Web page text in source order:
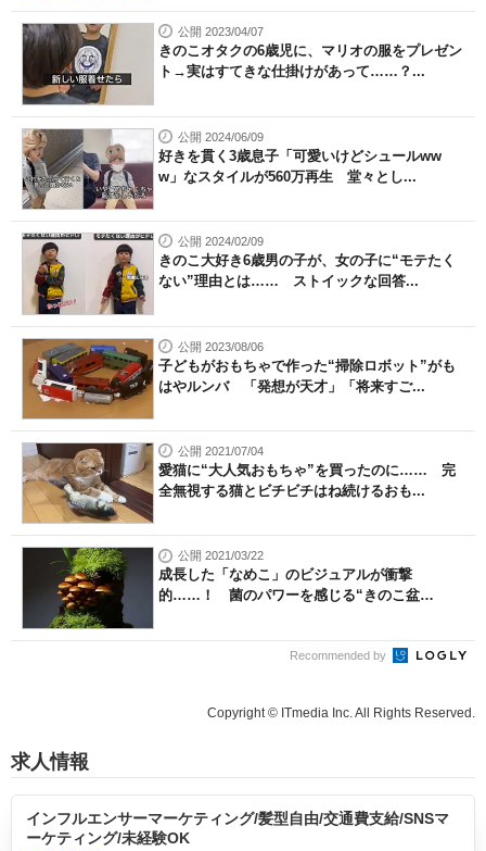
公開 2023/04/07
きのこオタクの6歳児に、マリオの服をプレゼン
ト→実はすてきな仕掛けがあって……？...
公開 2024/06/09
好きを貫く3歳息子「可愛いけどシュールww
w」なスタイルが560万再生 堂々とし...
公開 2024/02/09
きのこ大好き6歳男の子が、女の子に“モテたく
ない”理由とは…… ストイックな回答...
公開 2023/08/06
子どもがおもちゃで作った“掃除ロボット”がも
はやルンバ 「発想が天才」「将来すご...
公開 2021/07/04
愛猫に“大人気おもちゃ”を買ったのに…… 完
全無視する猫とビチビチはね続けるおも...
公開 2021/03/22
成長した「なめこ」のビジュアルが衝撃
的……！ 菌のパワーを感じる“きのこ盆
Recommended by
Copyright © ITmedia Inc. All Rights Reserved.
求人情報
インフルエンサーマーケティング/髪型自由/交通費支給/SNSマ
ーケティング/未経験OK